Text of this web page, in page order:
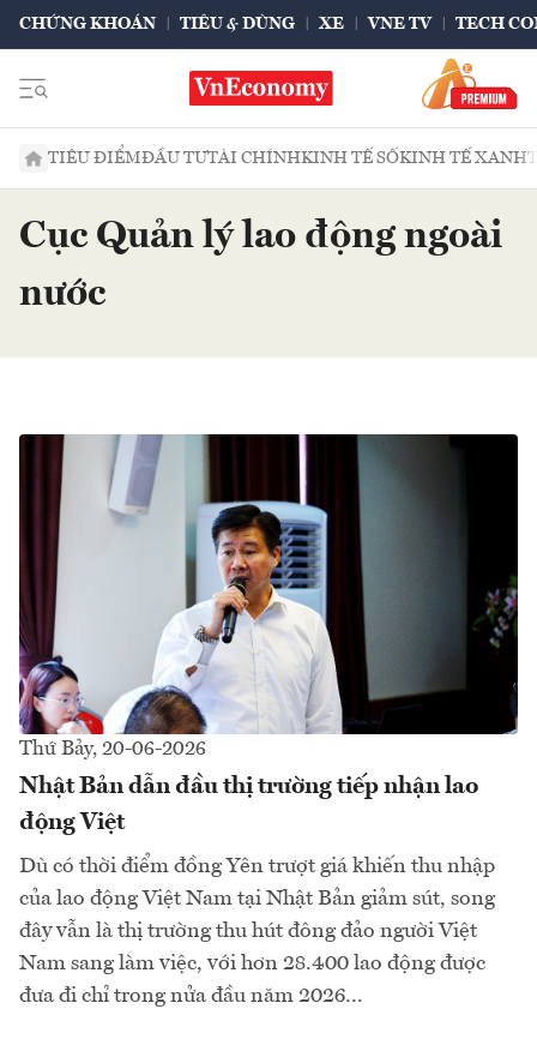
CHỨNG KHOÁN TIÊU & DÙNG XE VNE TV TECH
TIÊU ĐIỂMĐẦU TƯTÀI CHÍNHKINH TẾ SỐKINH TẾ XANH
Cục Quản lý lao động ngoài
nước
Thứ Bảy, 20-06-2026
Nhật Bản dẫn đầu thị trường tiếp nhận lao
động Việt
Dù có thời điểm đồng Yên trượt giá khiến thu nhập
của lao động Việt Nam tại Nhật Bản giảm sút, song
đây vẫn là thị trường thu hút đông đảo người Việt
Nam sang làm việc, với hơn 28.400 lao động được
đưa đi chỉ trong nửa đầu năm 2026...